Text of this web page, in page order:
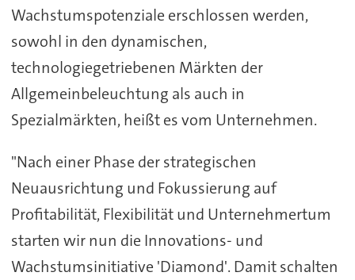
Wachstumspotenziale erschlossen werden,
sowohl in den dynamischen,
technologiegetriebenen Märkten der
Allgemeinbeleuchtung als auch in
Spezialmärkten, heißt es vom Unternehmen.
"Nach einer Phase der strategischen
Neuausrichtung und Fokussierung auf
Profitabilität, Flexibilität und Unternehmertum
starten wir nun die Innovations- und
Wachstumsinitiative 'Diamond'. Damit schalten